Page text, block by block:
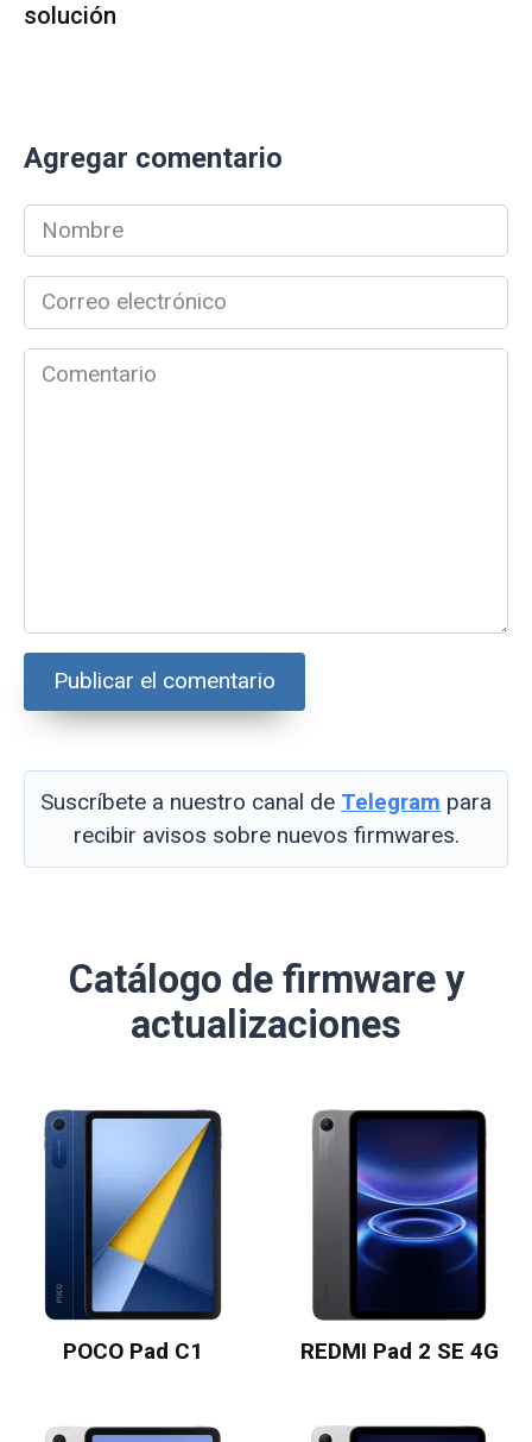
solución
Agregar comentario
Nombre
*
Correo
electrónico
*Comentario
Suscríbete a nuestro canal de Telegram para
recibir avisos sobre nuevos firmwares.
Catálogo de firmware y
actualizaciones
POCO Pad C1 REDMI Pad 2 SE 4G